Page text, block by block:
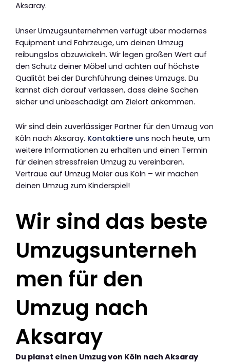
Aksaray.
Unser Umzugsunternehmen verfügt über modernes
Equipment und Fahrzeuge, um deinen Umzug
reibungslos abzuwickeln. Wir legen großen Wert auf
den Schutz deiner Möbel und achten auf höchste
Qualität bei der Durchführung deines Umzugs. Du
kannst dich darauf verlassen, dass deine Sachen
sicher und unbeschädigt am Zielort ankommen.
Wir sind dein zuverlässiger Partner für den Umzug von
Köln nach Aksaray. Kontaktiere uns noch heute, um
weitere Informationen zu erhalten und einen Termin
für deinen stressfreien Umzug zu vereinbaren.
Vertraue auf Umzug Maier aus Köln – wir machen
deinen Umzug zum Kinderspiel!
Wir sind das beste
Umzugsunterneh
men für den
Umzug nach
Aksaray
Du planst einen Umzug von Köln nach Aksaray